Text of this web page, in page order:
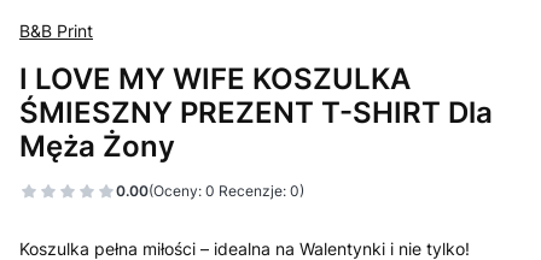
B&B Print
I LOVE MY WIFE KOSZULKA
ŚMIESZNY PREZENT T-SHIRT Dla
Męża Żony
0.00(Oceny: 0 Recenzje: 0)
Koszulka pełna miłości – idealna na Walentynki i nie tylko!